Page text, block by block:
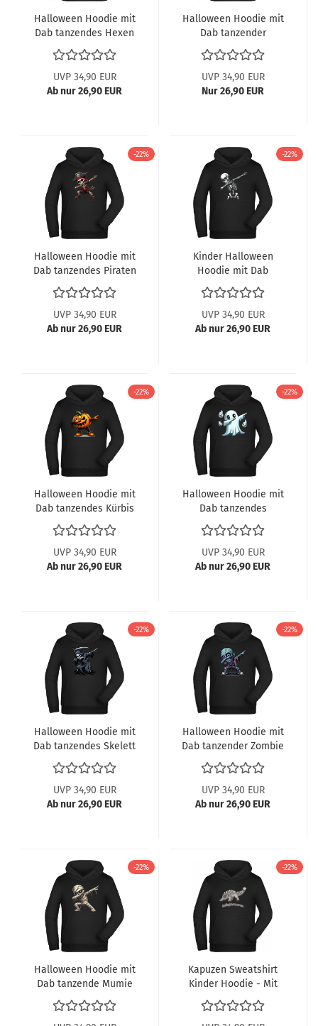
Halloween Hoodie mit
Dab tanzendes Hexen
Skelett
UVP 34,90 EUR
Ab nur 26,90 EUR
Halloween Hoodie mit
Dab tanzender
Sensenmann
UVP 34,90 EUR
Nur 26,90 EUR
-22%
Halloween Hoodie mit
Dab tanzendes Piraten
Skelett
UVP 34,90 EUR
Ab nur 26,90 EUR
-22%
Kinder Halloween
Hoodie mit Dab
tanzendes Skelett
UVP 34,90 EUR
Ab nur 26,90 EUR
-22%
Halloween Hoodie mit
Dab tanzendes Kürbis
Monster
UVP 34,90 EUR
Ab nur 26,90 EUR
-22%
Halloween Hoodie mit
Dab tanzendes
Gespenst Geist
UVP 34,90 EUR
Ab nur 26,90 EUR
-22%
Halloween Hoodie mit
Dab tanzendes Skelett
Sensenmann
UVP 34,90 EUR
Ab nur 26,90 EUR
-22%
Halloween Hoodie mit
Dab tanzender Zombie
UVP 34,90 EUR
Ab nur 26,90 EUR
-22%
Halloween Hoodie mit
Dab tanzende Mumie
-22%
Kapuzen Sweatshirt
Kinder Hoodie - Mit
Ankylosaurus